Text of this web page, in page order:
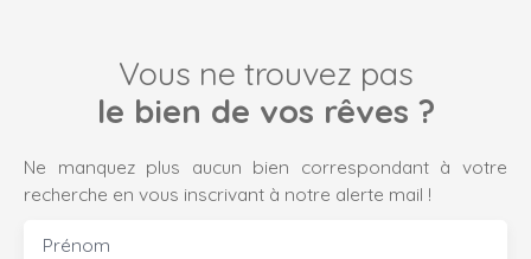
Vous ne trouvez pas
le bien de vos rêves ?
Ne manquez plus aucun bien correspondant à votre
recherche en vous inscrivant à notre alerte mail !
Prénom